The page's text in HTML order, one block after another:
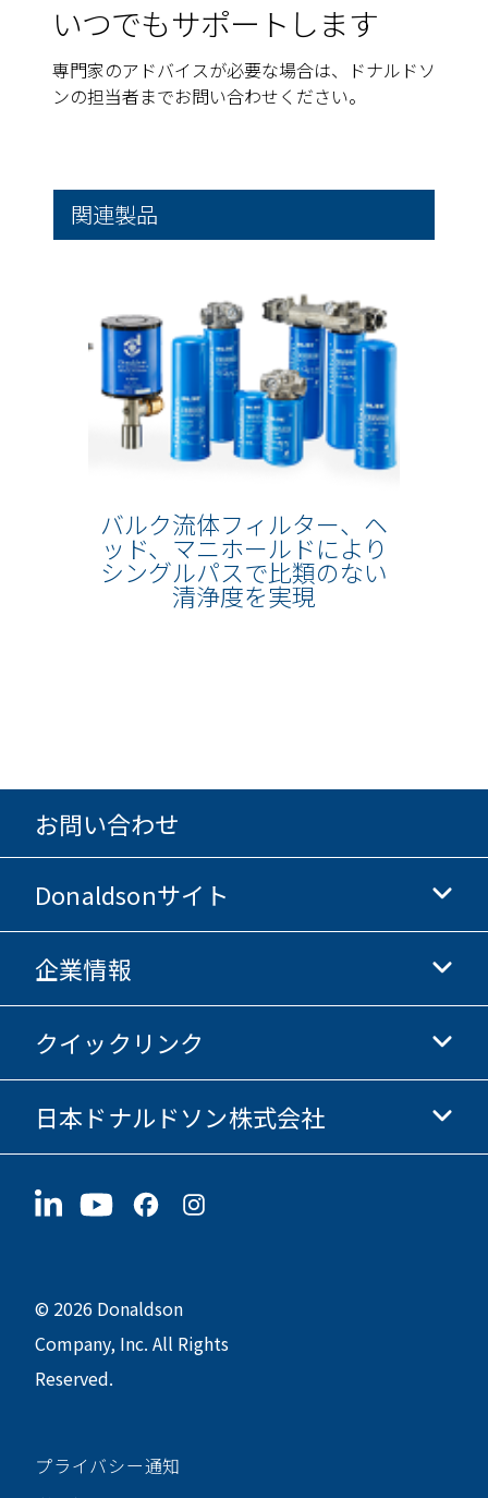
いつでもサポートします
専門家のアドバイスが必要な場合は、ドナルドソ
ンの担当者までお問い合わせください。
関連製品
バルク流体フィルター、ヘ
ッド、マニホールドにより
シングルパスで比類のない
清浄度を実現
お問い合わせ
Donaldsonサイト
Donaldsonライフサイエンス
Donaldsonオンラインストア
企業情報
企業情報
倫理・コンプライアンス
採用情報
クイックリンク
投資家情報
サプライヤー情報
サステナビリティ
日本ドナルドソン株式会社
〒190-0022
© 2026 Donaldson
Company, Inc. All Rights
Reserved.
プライバシー通知